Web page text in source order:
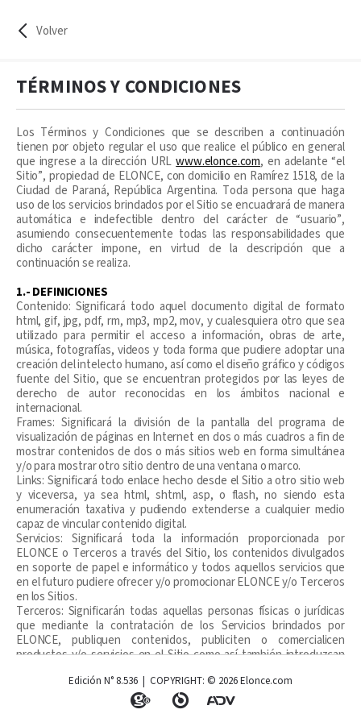
Volver
TÉRMINOS Y CONDICIONES
Los Términos y Condiciones que se describen a continuación
tienen por objeto regular el uso que realice el público en general
que ingrese a la dirección URLwww.elonce.com, en adelante “el
Sitio”, propiedad de ELONCE, con domicilio en Ramírez 1518, de la
Ciudad de Paraná, República Argentina. Toda persona que haga
uso de los servicios brindados por el Sitio se encuadrará de manera
automática e indefectible dentro del carácter de “usuario”,
asumiendo consecuentemente todas las responsabilidades que
dicho carácter impone, en virtud de la descripción que a
continuación se realiza.
1.- DEFINICIONES
Contenido: Significará todo aquel documento digital de formato
html, gif, jpg, pdf, rm, mp3, mp2, mov, y cualesquiera otro que sea
utilizado para permitir el acceso a información, obras de arte,
música, fotografías, videos y toda forma que pudiere adoptar una
creación del intelecto humano, así como el diseño gráfico y códigos
fuente del Sitio, que se encuentran protegidos por las leyes de
derecho de autor reconocidas en los ámbitos nacional e
internacional.
Frames: Significará la división de la pantalla del programa de
visualización de páginas en Internet en dos o más cuadros a fin de
mostrar contenidos de dos o más sitios web en forma simultánea
y/o para mostrar otro sitio dentro de una ventana o marco.
Links: Significará todo enlace hecho desde el Sitio a otro sitio web
y viceversa, ya sea html, shtml, asp, o flash, no siendo esta
enumeración taxativa y pudiendo extenderse a cualquier medio
capaz de vincular contenido digital.
Servicios: Significará toda la información proporcionada por
ELONCE o Terceros a través del Sitio, los contenidos divulgados
en soporte de papel e informático y todos aquellos servicios que
en el futuro pudiere ofrecer y/o promocionar ELONCE y/o Terceros
en los Sitios.
Terceros: Significarán todas aquellas personas físicas o jurídicas
que mediante la contratación de los Servicios brindados por
ELONCE, publiquen contenidos, publiciten o comercialicen
productos y/o servicios en el Sitio como así también introduzcan
Público en General: Significará cualquier persona física o jurídica
que tenga acceso al Sitio y a todos los contenidos ahí subidos por
los usuarios y/o terceros.
Edición N° 8.536 | COPYRIGHT: © 2026 Elonce.com